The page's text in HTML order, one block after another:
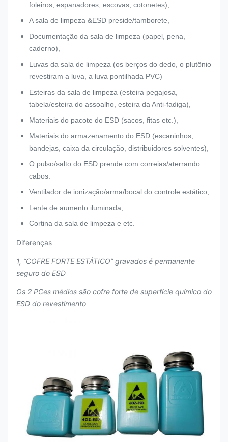
foleiros, espanadores, escovas, cotonetes),
A sala de limpeza &ESD preside/tamborete,
Documentação da sala de limpeza (papel, pena,
caderno),
Luvas da sala de limpeza (os berços do dedo, o plutônio
revestiram a luva, a luva pontilhada PVC)
Esteiras da sala de limpeza (esteira pegajosa,
tabela/esteira do assoalho, esteira da Anti-fadiga),
Materiais do pacote do ESD (sacos, fitas etc.),
Materiais do armazenamento do ESD (escaninhos,
bandejas, caixa da circulação, distribuidores solventes),
O pulso/salto do ESD prende com correias/aterrando
cabos.
Ventilador de ionização/arma/bocal do controle estático,
Lente de aumento iluminada,
Cortina da sala de limpeza e etc.
Diferenças
1, “COFRE FORTE ESTÁTICO” gravados é permanente
seguro do ESD
Os 2 PCes médios são cofre forte de superfície químico do
ESD do revestimento